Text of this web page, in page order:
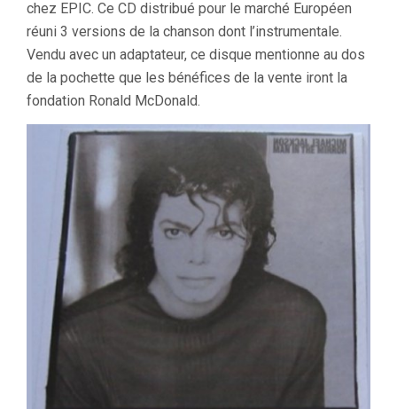
chez EPIC. Ce CD distribué pour le marché Européen
réuni 3 versions de la chanson dont l’instrumentale.
Vendu avec un adaptateur, ce disque mentionne au dos
de la pochette que les bénéfices de la vente iront la
fondation Ronald McDonald.